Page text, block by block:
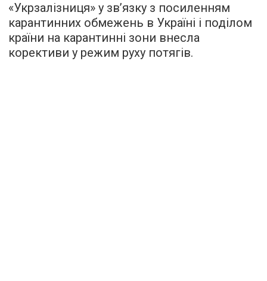
«Укрзалізниця» у зв’язку з посиленням
карантинних обмежень в Україні і поділом
країни на карантинні зони внесла
корективи у режим руху потягів.